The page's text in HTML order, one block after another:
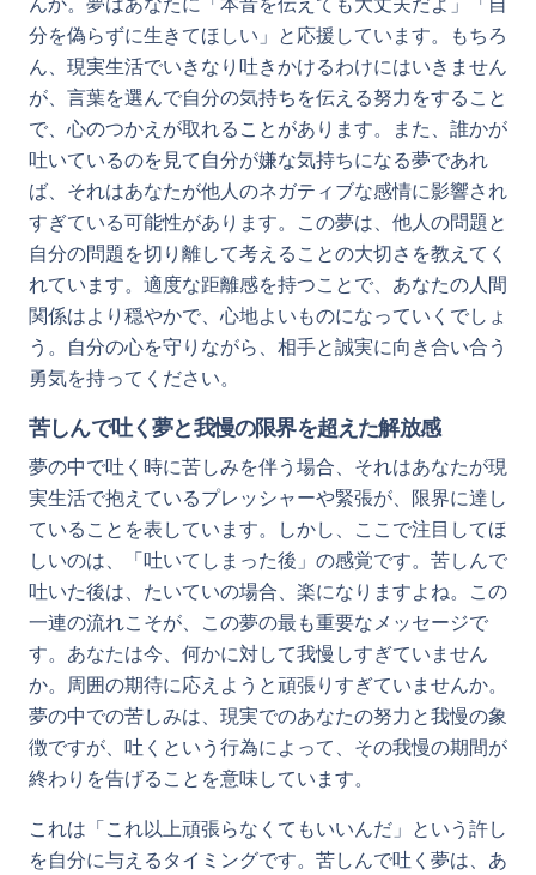
分を偽らずに生きてほしい」と応援しています。もちろ
ん、現実生活でいきなり吐きかけるわけにはいきません
が、言葉を選んで自分の気持ちを伝える努力をすること
で、心のつかえが取れることがあります。また、誰かが
吐いているのを見て自分が嫌な気持ちになる夢であれ
ば、それはあなたが他人のネガティブな感情に影響され
すぎている可能性があります。この夢は、他人の問題と
自分の問題を切り離して考えることの大切さを教えてく
れています。適度な距離感を持つことで、あなたの人間
関係はより穏やかで、心地よいものになっていくでしょ
う。自分の心を守りながら、相手と誠実に向き合い合う
勇気を持ってください。
苦しんで吐く夢と我慢の限界を超えた解放感
夢の中で吐く時に苦しみを伴う場合、それはあなたが現
実生活で抱えているプレッシャーや緊張が、限界に達し
ていることを表しています。しかし、ここで注目してほ
しいのは、「吐いてしまった後」の感覚です。苦しんで
吐いた後は、たいていの場合、楽になりますよね。この
一連の流れこそが、この夢の最も重要なメッセージで
す。あなたは今、何かに対して我慢しすぎていません
か。周囲の期待に応えようと頑張りすぎていませんか。
夢の中での苦しみは、現実でのあなたの努力と我慢の象
徴ですが、吐くという行為によって、その我慢の期間が
終わりを告げることを意味しています。
これは「これ以上頑張らなくてもいいんだ」という許し
を自分に与えるタイミングです。苦しんで吐く夢は、あ